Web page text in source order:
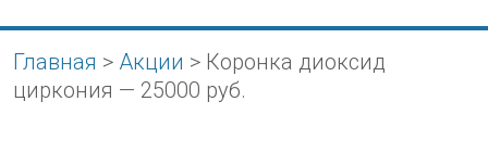
Главная > Акции > Коронка диоксид
циркония — 25000 руб.